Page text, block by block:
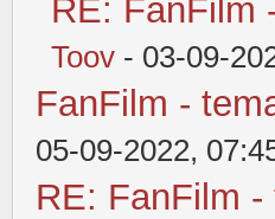
RE: FanFilm
Toov - 03-09-
FanFilm -
05-09-2022,
RE: FanFilm -